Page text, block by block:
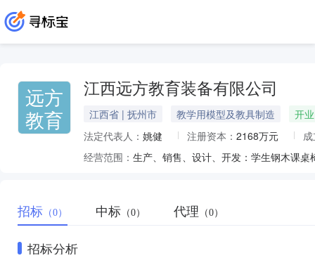
远方
教育
江西远方教育装备有限公司
江西省 | 抚州市 教学用模型及教具制造
开业
法定代表人： 姚健 注册资本： 2168万元
经营范围：
招标 （0） 中标 （0） 代理 （0）
招标分析